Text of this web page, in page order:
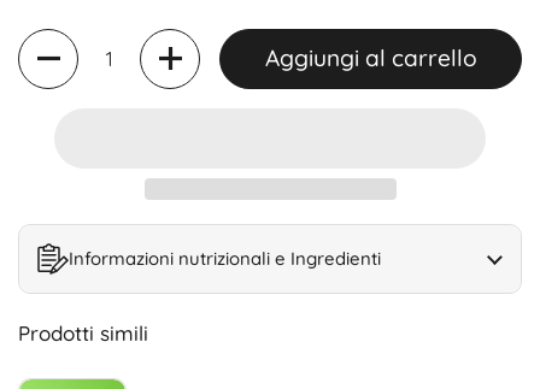
Quantità
Aggiungi al carrello
Informazioni nutrizionali e Ingredienti
Prodotti simili